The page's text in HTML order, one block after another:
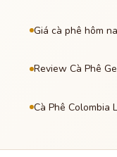
Giá cà phê hôm
Review Cà Phê
Cà Phê Colombia